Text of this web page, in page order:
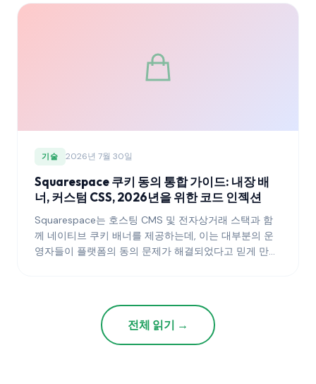
인지, 개인정보 보호 위원실이 그러한 요건을 시간이 지
기술 2026년 7월 30일
Squarespace 쿠키 동의 통합 가이드: 내장 배
너, 커스텀 CSS, 2026년을 위한 코드 인젝션
Squarespace는 호스팅 CMS 및 전자상거래 스택과 함
께 네이티브 쿠키 배너를 제공하는데, 이는 대부분의 운
영자들이 플랫폼의 동의 문제가 해결되었다고 믿게 만들
충족하려면 의도적인 처리가 필요합니다.
전체 읽기 →